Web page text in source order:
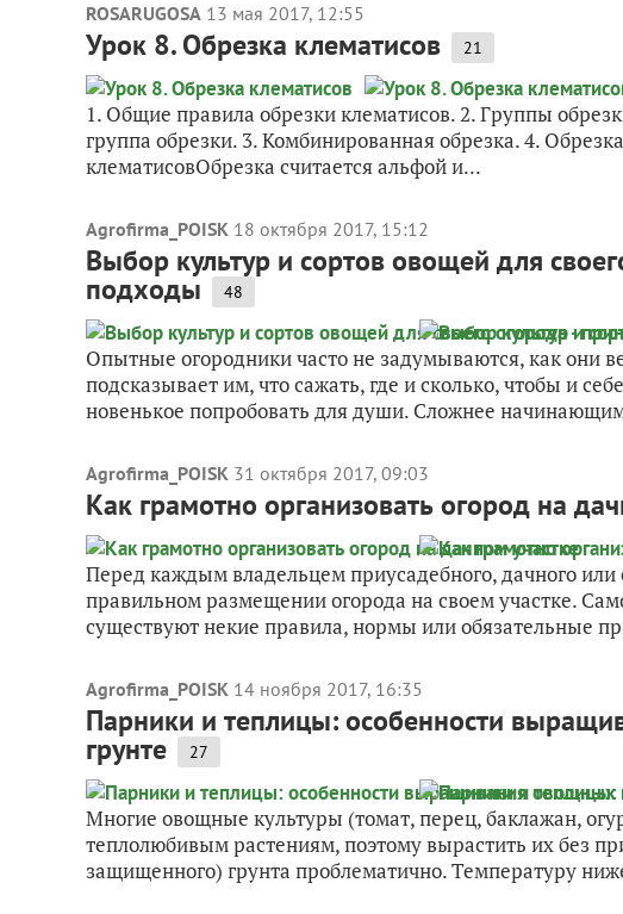
ROSARUGOSA 13 мая 2017, 12:55
Урок 8. Обрезка клематисов 21
1. Общие правила обрезки клематисов. 2. Группы
группа обрезки. 3. Комбинированная обрезка. 4.
клематисовОбрезка считается альфой и...
Agrofirma_POISK 18 октября 2017, 15:12
Выбор культур и сортов овощей для
подходы 48
Опытные огородники часто не задумываются, как они
подсказывает им, что сажать, где и сколько, чтобы и
новенькое попробовать для души. Сложнее
Agrofirma_POISK 31 октября 2017, 09:03
Как грамотно организовать огород на
Перед каждым владельцем приусадебного, дачного или
правильном размещении огорода на своем участке.
существуют некие правила, нормы или обязательные
Agrofirma_POISK 14 ноября 2017, 16:35
Парники и теплицы: особенности
грунте 27
Многие овощные культуры (томат, перец, баклажан,
теплолюбивым растениям, поэтому вырастить их без
защищенного) грунта проблематично. Температуру